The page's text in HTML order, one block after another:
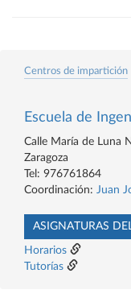
Centros de impartición
Escuela de
Calle María de Luna
Zaragoza
Tel: 976761864
Coordinación: Juan
ASIGNATURAS
Horarios
Tutorías